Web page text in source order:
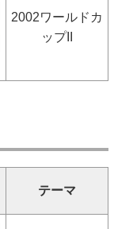
2002ワールドカ
ップII
テーマ